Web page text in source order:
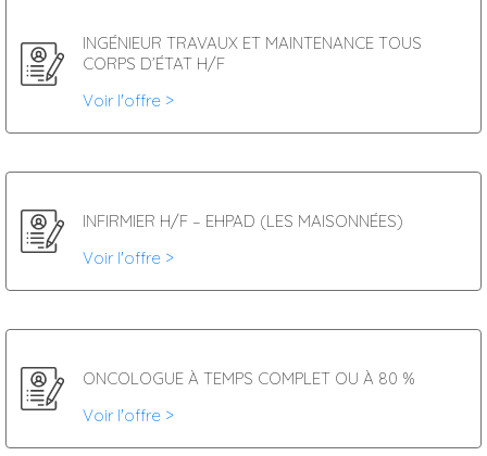
INGÉNIEUR TRAVAUX ET MAINTENANCE TOUS
CORPS D’ÉTAT H/F
Voir l'offre >
INFIRMIER H/F – EHPAD (LES MAISONNÉES)
Voir l'offre >
ONCOLOGUE À TEMPS COMPLET OU À 80 %
Voir l'offre >